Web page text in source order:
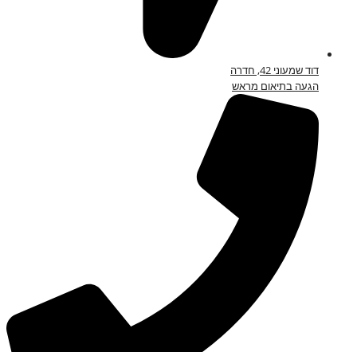
דוד שמעוני 42, חדרה
הגעה בתיאום מראש